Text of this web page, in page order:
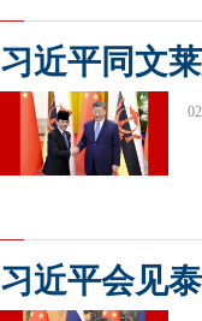
习近平同文
习近平会见